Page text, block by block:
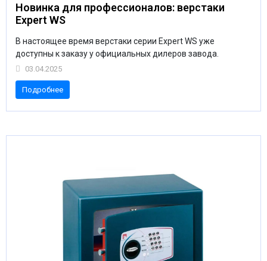
Новинка для профессионалов: верстаки
Expert WS
В настоящее время верстаки серии Expert WS уже
доступны к заказу у официальных дилеров завода.
03.04.2025
Подробнее